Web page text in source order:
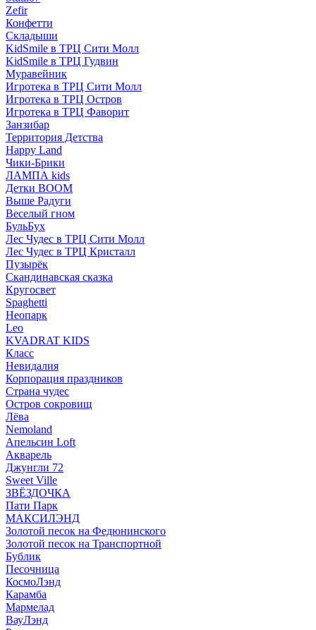
Zefir
Конфетти
Складыши
KidSmile в ТРЦ Сити Молл
KidSmile в ТРЦ Гудвин
Муравейник
Игротека в ТРЦ Сити Молл
Игротека в ТРЦ Остров
Игротека в ТРЦ Фаворит
Занзибар
Территория Детства
Happy Land
Чики-Брики
ЛАМПА kids
Детки BOOM
Выше Радуги
Веселый гном
БульБух
Лес Чудес в ТРЦ Сити Молл
Лес Чудес в ТРЦ Кристалл
Пузырëк
Скандинавская сказка
Кругосвет
Spaghetti
Неопарк
Leo
KVADRAT KIDS
Класс
Невидалия
Корпорация праздников
Страна чудес
Остров сокровищ
Лёва
Nemoland
Апельсин Loft
Акварель
Джунгли 72
Sweet Ville
ЗВЁЗДОЧКА
Пати Парк
МАКСИЛЭНД
Золотой песок на Федюнинского
Золотой песок на Транспортной
Бублик
Песочница
КосмоЛэнд
Карамба
Мармелад
ВауЛэнд